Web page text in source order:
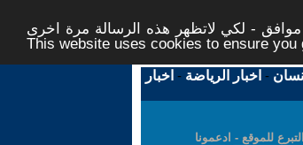
- لكي لاتظهر هذه الرسالة مرة اخرى -
This website uses cookies to ensure
- اخبار الرياضة - اخبار
التبرع للموقع - ادعمونا